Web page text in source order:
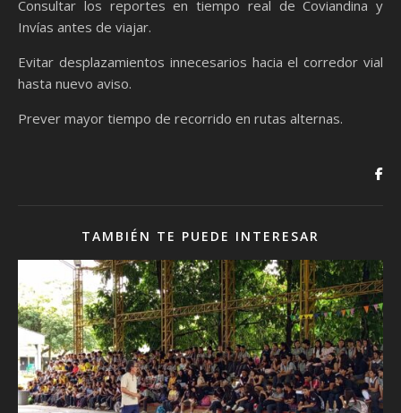
Consultar los reportes en tiempo real de Coviandina y
Invías antes de viajar.
Evitar desplazamientos innecesarios hacia el corredor vial
hasta nuevo aviso.
Prever mayor tiempo de recorrido en rutas alternas.
TAMBIÉN TE PUEDE INTERESAR